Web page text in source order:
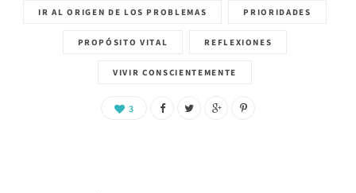
IR AL ORIGEN DE LOS PROBLEMAS PRIORIDADES
PROPÓSITO VITAL REFLEXIONES
VIVIR CONSCIENTEMENTE
3